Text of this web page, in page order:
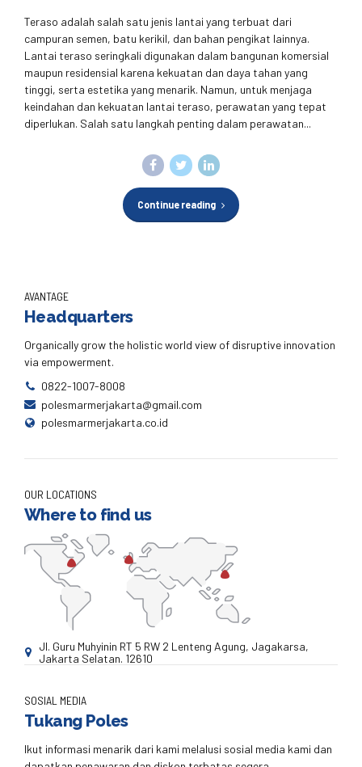
Teraso adalah salah satu jenis lantai yang terbuat dari
campuran semen, batu kerikil, dan bahan pengikat lainnya.
Lantai teraso seringkali digunakan dalam bangunan komersial
maupun residensial karena kekuatan dan daya tahan yang
tinggi, serta estetika yang menarik. Namun, untuk menjaga
keindahan dan kekuatan lantai teraso, perawatan yang tepat
diperlukan. Salah satu langkah penting dalam perawatan...
Continue reading
AVANTAGE
Headquarters
Organically grow the holistic world view of disruptive innovation
via empowerment.
0822-1007-8008
polesmarmerjakarta@gmail.com
polesmarmerjakarta.co.id
OUR LOCATIONS
Where to find us
Jl. Guru Muhyinin RT 5 RW 2 Lenteng Agung, Jagakarsa,
Jakarta Selatan. 12610
SOSIAL MEDIA
Tukang Poles
Ikut informasi menarik dari kami melalusi sosial media kami dan